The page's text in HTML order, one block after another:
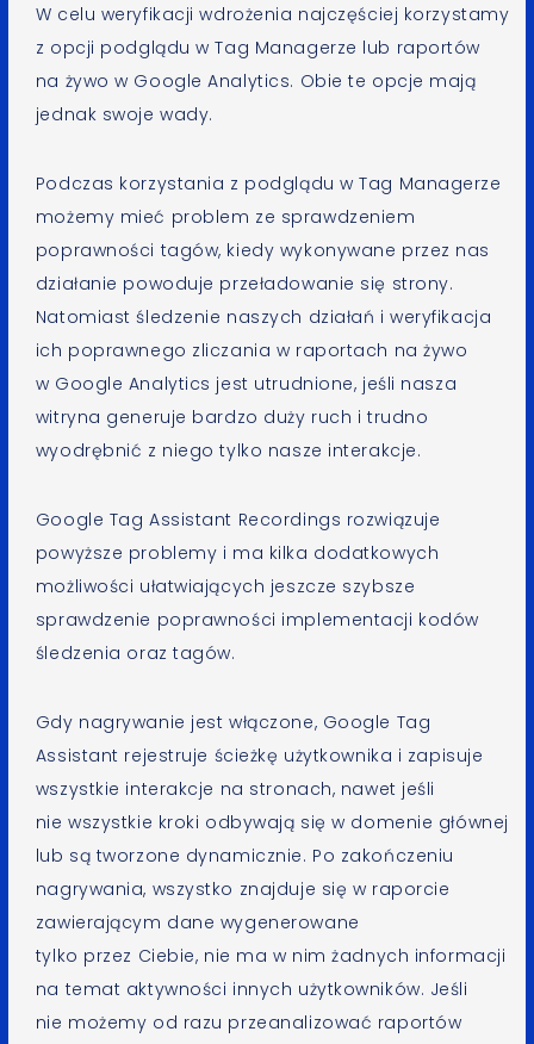
W celu weryfikacji wdrożenia najczęściej korzystamy
z opcji podglądu w Tag Managerze lub raportów
na żywo w Google Analytics. Obie te opcje mają
jednak swoje wady.
Podczas korzystania z podglądu w Tag Managerze
możemy mieć problem ze sprawdzeniem
poprawności tagów, kiedy wykonywane przez nas
działanie powoduje przeładowanie się strony.
Natomiast śledzenie naszych działań i weryfikacja
ich poprawnego zliczania w raportach na żywo
w Google Analytics jest utrudnione, jeśli nasza
witryna generuje bardzo duży ruch i trudno
wyodrębnić z niego tylko nasze interakcje.
Google Tag Assistant Recordings rozwiązuje
powyższe problemy i ma kilka dodatkowych
możliwości ułatwiających jeszcze szybsze
sprawdzenie poprawności implementacji kodów
śledzenia oraz tagów.
Gdy nagrywanie jest włączone, Google Tag
Assistant rejestruje ścieżkę użytkownika i zapisuje
wszystkie interakcje na stronach, nawet jeśli
nie wszystkie kroki odbywają się w domenie głównej
lub są tworzone dynamicznie. Po zakończeniu
nagrywania, wszystko znajduje się w raporcie
zawierającym dane wygenerowane
tylko przez Ciebie, nie ma w nim żadnych informacji
na temat aktywności innych użytkowników. Jeśli
nie możemy od razu przeanalizować raportów